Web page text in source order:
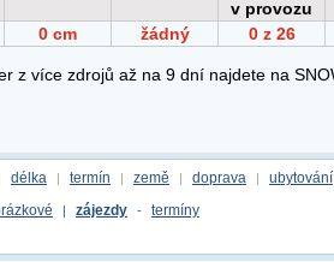
délka | termín | země | doprava | ubytování
| zájezdy - termíny